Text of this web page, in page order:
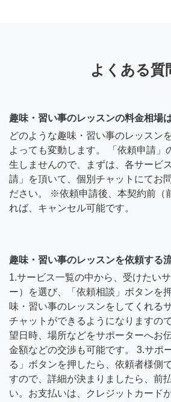
よくある質
趣味・習い事のレッスンの料金相場
どのような趣味・習い事のレッスン
よっても変動します。 「依頼申請」
生しませんので、まずは、各サービ
請」を頂いて、個別チャットにてお
ださい。 ※依頼申請後、本契約前（
れば、キャンセル可能です。
趣味・習い事のレッスンを依頼する
1.サービス一覧の中から、受けたい
ー）を選び、「依頼相談」ボタンを
味・習い事のレッスンをしてくれる
チャットができるようになりますの
望日時、場所などをサポーターへお
金額などの交渉も可能です。 3.サポ
る」ボタンを押したら、依頼者様側
すので、詳細が決まりましたら、前
い。お支払いは、クレジットカード